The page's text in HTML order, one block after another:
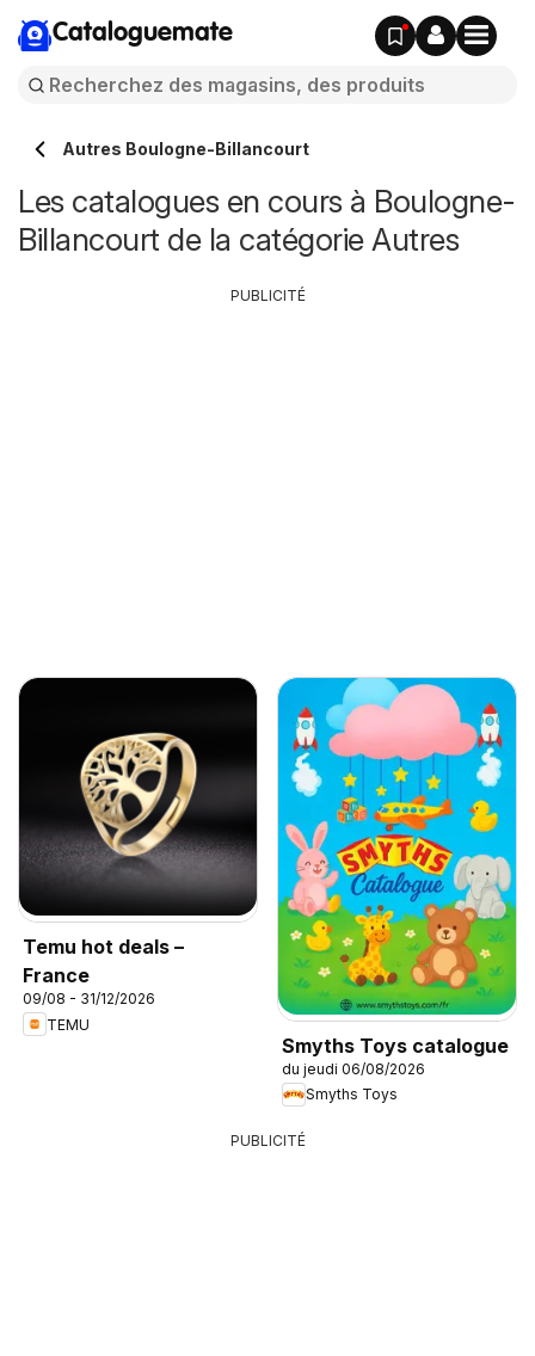
Cataloguemate
Autres Boulogne-Billancourt
Les catalogues en cours à Boulogne-
Billancourt de la catégorie Autres
Temu hot deals –
France
09/08 - 31/12/2026
TEMU
Smyths Toys catalogue
du jeudi 06/08/2026
Smyths Toys
PUBLICITÉ
PUBLICITÉ